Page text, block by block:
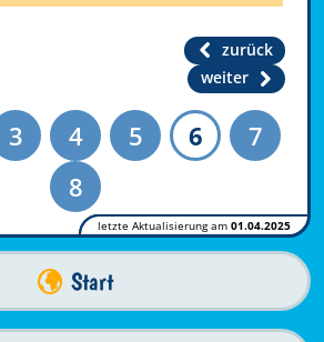
zurück
weiter
3 4 5 6
7
8
letzte Aktualisierung am 01.04.2025
Start